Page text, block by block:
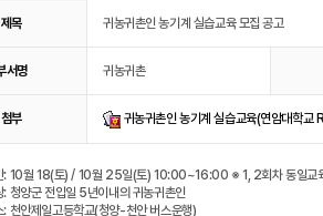
제목 귀농귀촌인 농기계 실습교육 모집 공고
서명 귀농귀촌
첨부 귀농귀촌인 농기계 실습교육(연암대
: 10월 18(토) / 10월 25일(토) 10:00~16:00 ※ 1, 2회차 동일교
청양군 전입일 5년이내의 귀농귀촌인
: 천안제일고등학교(청양-천안 버스운행)